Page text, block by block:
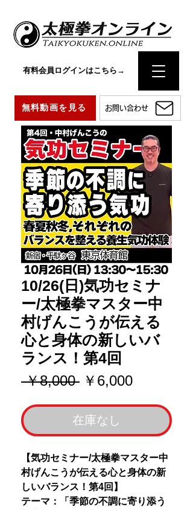
お問い合わせ
無料動画を見る
有料会員ログインはこちら→
10/26(日)気功セミナ
ー/太極拳マスター中
村げんこうが伝える
心と身体の新しいバ
ランス！第4回
￥8,000 通
価
格
￥6,000セ
価
格
在庫なし
【気功セミナー/太極拳マスター中
村げんこうが伝える心と身体の新
しいバランス！第4回】
テーマ：「季節の不調に寄り添う